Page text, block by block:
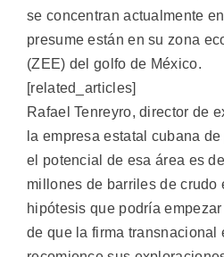
se concentran actualmente
presume están en su zona
(ZEE) del golfo de México.
[related_articles]
Rafael Tenreyro, director de
la empresa estatal cubana
el potencial de esa área es
millones de barriles de crudo
hipótesis que podría
de que la firma transnacional